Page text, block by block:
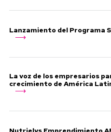
Lanzamiento del Programa
La voz de los empresarios
crecimiento de América